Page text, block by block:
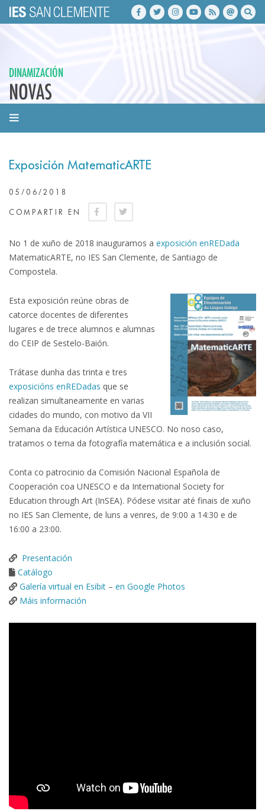
DINAMIZACIÓN
NOVAS
Exposición MatematicARTE
05/06/2018
COMPARTIR EN
No 1 de xuño de 2018 inauguramos a exposición enREDada
MatematicARTE, no IES San Clemente, de Santiago de
Compostela.
Esta exposición reúne obras de
catorce docentes de diferentes
lugares e de trece alumnos e alumnas
do CEIP de Sestelo-Baión.
Trátase dunha das trinta e tres
exposicións enREDadas que se
realizan simultaneamente en varias
cidades do mundo, con motivo da VII
Semana da Educación Artística UNESCO. No noso caso,
tratamos o tema da fotografía matemática e a inclusión social.
Conta co patrocinio da Comisión Nacional Española de
Cooperación coa UNESCO e da International Society for
Education through Art (InSEA). Pódese visitar até finais de xuño
no IES San Clemente, de luns a venres, de 9:00 a 14:30 e de
16:00 a 23:00.
Presentación
Catálogo
Galería virtual en Esibit – en Google Photos
Máis información